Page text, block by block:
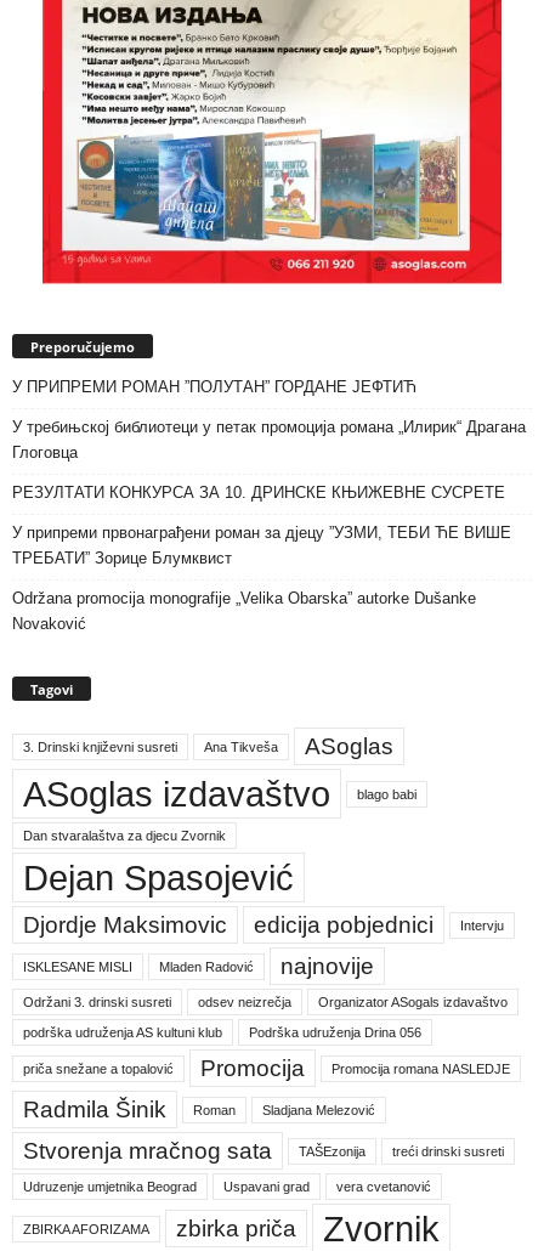
Preporučujemo
У ПРИПРЕМИ РОМАН ”ПОЛУТАН” ГОРДАНЕ ЈЕФТИЋ
У требињској библиотеци у петак промоција романа „Илирик“ Драгана
Глоговца
РЕЗУЛТАТИ КОНКУРСА ЗА 10. ДРИНСКЕ КЊИЖЕВНЕ СУСРЕТЕ
У припреми првонаграђени роман за дјецу ”УЗМИ, ТЕБИ ЋЕ ВИШЕ
ТРЕБАТИ” Зорице Блумквист
Održana promocija monografije „Velika Obarska” autorke Dušanke
Novaković
Tagovi
3. Drinski književni susreti Ana Tikveša ASoglas
ASoglas izdavaštvo blago babi
Dan stvaralaštva za djecu Zvornik
Dejan Spasojević
Djordje Maksimovic edicija pobjednici Intervju
ISKLESANE MISLI Mladen Radović najnovije
Održani 3. drinski susreti odsev neizrečja Organizator ASogals izdavaštvo
podrška udruženja AS kultuni klub Podrška udruženja Drina 056
priča snežane a topalović Promocija Promocija romana NASLEDJE
Radmila Šinik Roman Sladjana Melezović
Stvorenja mračnog sata TAŠEzonija treći drinski susreti
Udruzenje umjetnika Beograd Uspavani grad vera cvetanović
ZBIRKA AFORIZAMA zbirka priča Zvornik